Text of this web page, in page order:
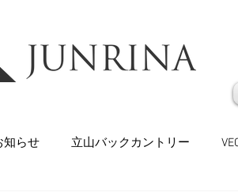
知らせ 立山バックカントリー